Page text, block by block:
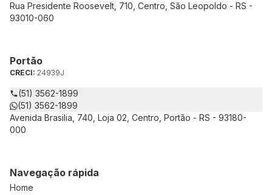
Rua Presidente Roosevelt, 710, Centro, São Leopoldo - RS -
93010-060
Portão
CRECI: 24939J
(51) 3562-1899
(51) 3562-1899
Avenida Brasilia, 740, Loja 02, Centro, Portão - RS - 93180-
000
Navegação rápida
Home